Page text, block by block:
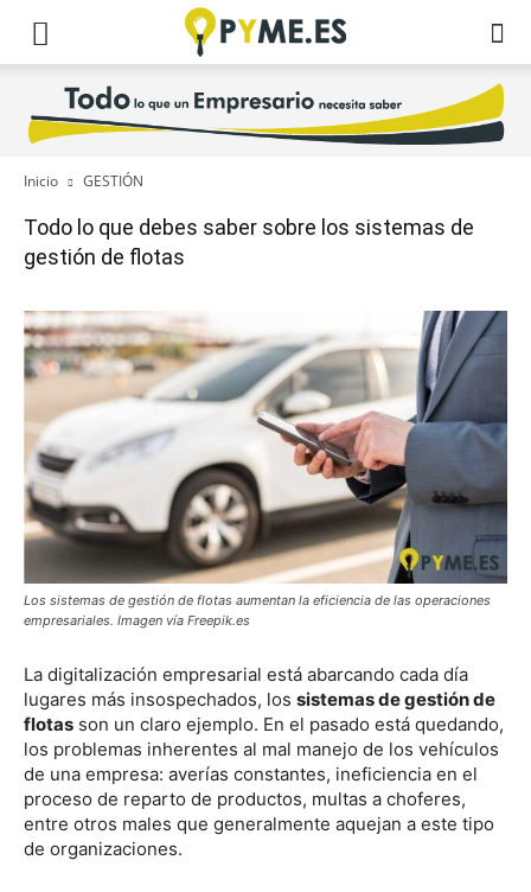
Inicio GESTIÓN
Todo lo que debes saber sobre los sistemas de
gestión de flotas
Los sistemas de gestión de flotas aumentan la eficiencia de las operaciones
empresariales. Imagen vía Freepik.es
La digitalización empresarial está abarcando cada día
lugares más insospechados, los sistemas de gestión de
flotas son un claro ejemplo. En el pasado está quedando,
los problemas inherentes al mal manejo de los vehículos
de una empresa: averías constantes, ineficiencia en el
proceso de reparto de productos, multas a choferes,
entre otros males que generalmente aquejan a este tipo
de organizaciones.